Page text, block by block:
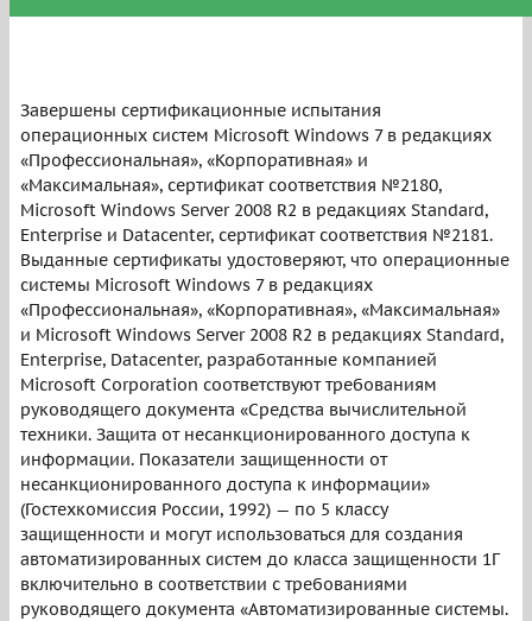
Завершены сертификационные испытания
операционных систем Microsoft Windows 7 в редакциях
«Профессиональная», «Корпоративная» и
«Максимальная», сертификат соответствия №2180,
Microsoft Windows Server 2008 R2 в редакциях Standard,
Enterprise и Datacenter, сертификат соответствия №2181.
Выданные сертификаты удостоверяют, что операционные
системы Microsoft Windows 7 в редакциях
«Профессиональная», «Корпоративная», «Максимальная»
и Microsoft Windows Server 2008 R2 в редакциях Standard,
Enterprise, Datacenter, разработанные компанией
Microsoft Corporation соответствуют требованиям
руководящего документа «Средства вычислительной
техники. Защита от несанкционированного доступа к
информации. Показатели защищенности от
несанкционированного доступа к информации»
(Гостехкомиссия России, 1992) — по 5 классу
защищенности и могут использоваться для создания
автоматизированных систем до класса защищенности 1Г
включительно в соответствии с требованиями
руководящего документа «Автоматизированные системы.